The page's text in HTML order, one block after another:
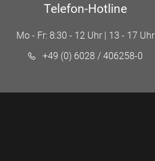
Telefon-Hotline
Mo - Fr: 8:30 - 12 Uhr | 13 - 17 Uhr
+49 (0) 6028 / 406258-0